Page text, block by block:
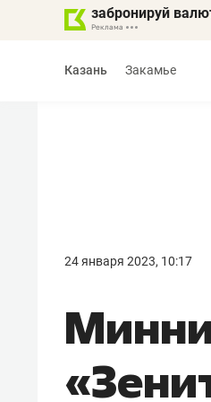
забронируй
Казань Закамье
24 января 2023, 10:17